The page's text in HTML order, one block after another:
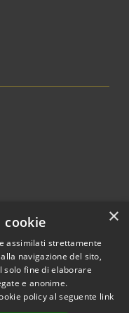
© 2026 • Comune di
sul Tirino • Powered by
×
cookie
assimilati strettamente
navigazione del sito,
solo fine di elaborare
e anonime.
policy al seguente link